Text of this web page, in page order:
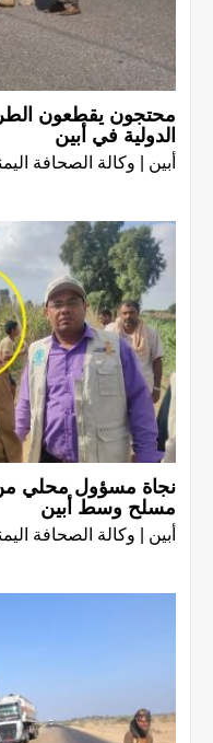
محتجون يقطعون
الدولية في أبين
أبين | وكالة الصحافة
نجاة مسؤول محلي
مسلح وسط أبين
أبين | وكالة الصحافة